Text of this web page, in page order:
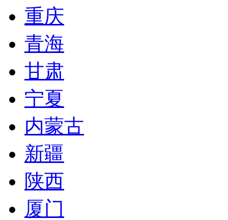
重庆
青海
甘肃
宁夏
内蒙古
新疆
陕西
厦门